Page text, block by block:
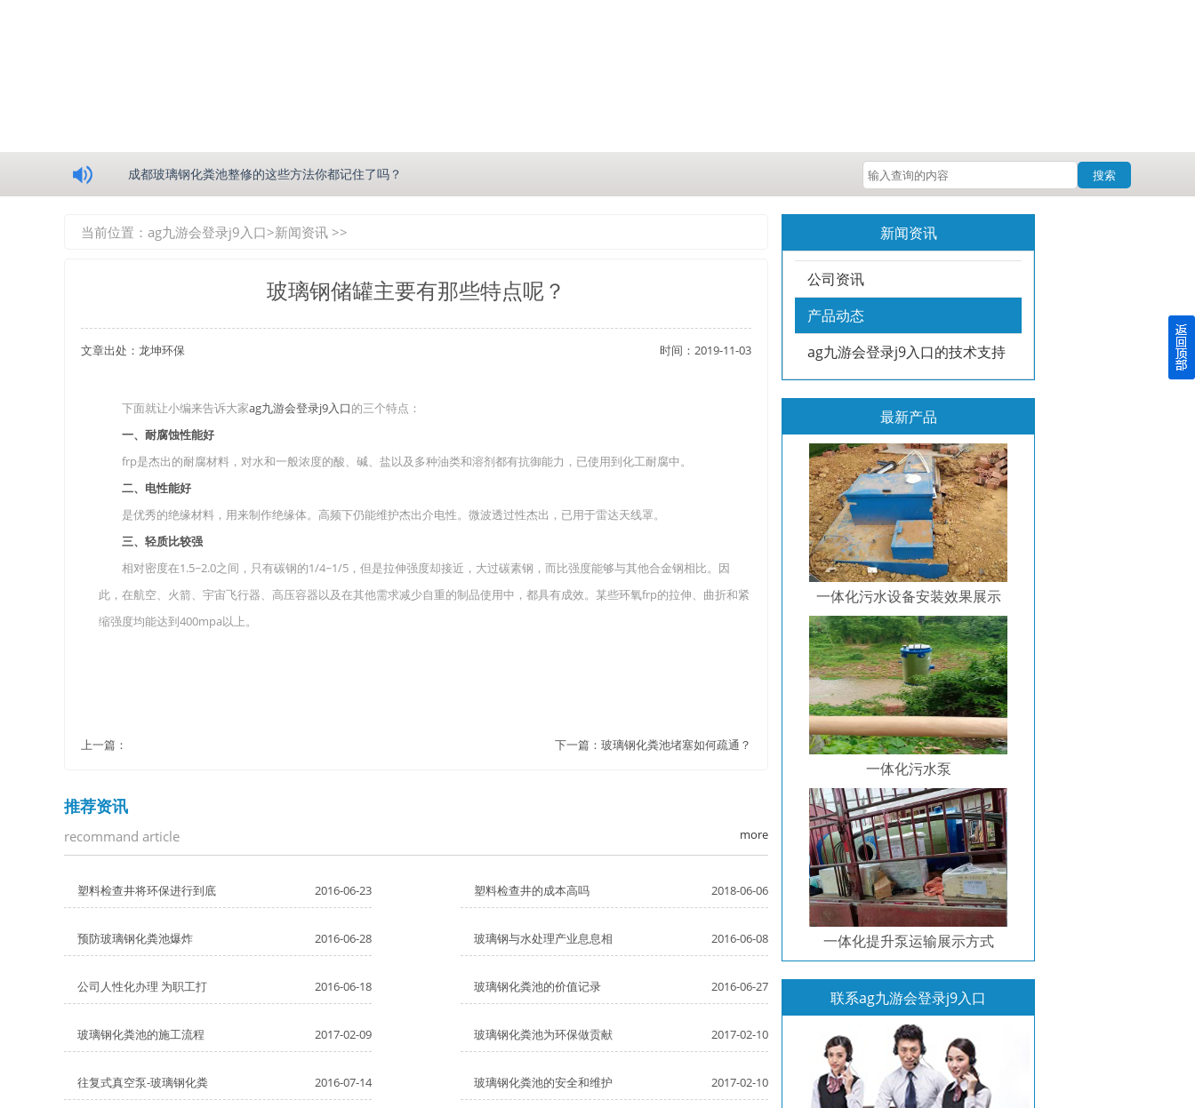
成都玻璃钢化粪池整修的这些方法你都记住了吗？
四川玻璃钢化粪池逐渐取代传统玻璃钢化粪池的这几点原因你都记住了吗？
关于重庆玻璃钢化粪池的这些基础知识你都记住了吗？
在安装绵阳玻璃钢化粪池时可能遇到这些难题
使用成都玻璃钢化粪池的七大好处你都记住了吗？
搜索
当前位置： ag九游会登录j9入口>新闻资讯 >>
玻璃钢储罐主要有那些特点呢？
文章出处：龙坤环保 时间：2019-11-03
下面就让小编来告诉大家ag九游会登录j9入口的三个特点：
一、耐腐蚀性能好
frp是杰出的耐腐材料，对水和一般浓度的酸、碱、盐以及多种油类和溶剂都有抗御能力，已使用到化工耐腐中。
二、电性能好
是优秀的绝缘材料，用来制作绝缘体。高频下仍能维护杰出介电性。微波透过性杰出，已用于雷达天线罩。
三、轻质比较强
相对密度在1.5~2.0之间，只有碳钢的1/4~1/5，但是拉伸强度却接近，大过碳素钢，而比强度能够与其他合金钢相比。因
此，在航空、火箭、宇宙飞行器、高压容器以及在其他需求减少自重的制品使用中，都具有成效。某些环氧frp的拉伸、曲折和紧
缩强度均能达到400mpa以上。
上一篇： 下一篇： 玻璃钢化粪池堵塞如何疏通？
推荐资讯
recommand article more
塑料检查井将环保进行到底 2016-06-23 塑料检查井的成本高吗 2018-06-06
预防玻璃钢化粪池爆炸 2016-06-28 玻璃钢与水处理产业息息相 2016-06-08
公司人性化办理 为职工打 2016-06-18 玻璃钢化粪池的价值记录 2016-06-27
玻璃钢化粪池的施工流程 2017-02-09 玻璃钢化粪池为环保做贡献 2017-02-10
往复式真空泵-玻璃钢化粪 2016-07-14 玻璃钢化粪池的安全和维护 2017-02-10
新闻资讯
公司资讯
产品动态
ag九游会登录j9入口的技术支持
最新产品
一体化污水设备安装效果展示
一体化污水泵
一体化提升泵运输展示方式
联系ag九游会登录j9入口